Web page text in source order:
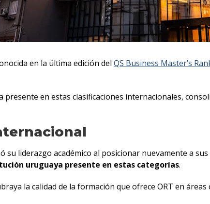
en la última edición del QS Business Master’s
presente en estas clasificaciones internacionales,
su liderazgo académico al posicionar nuevamente a
uruguaya presente en estas categorías.
la calidad de la formación que ofrece ORT en